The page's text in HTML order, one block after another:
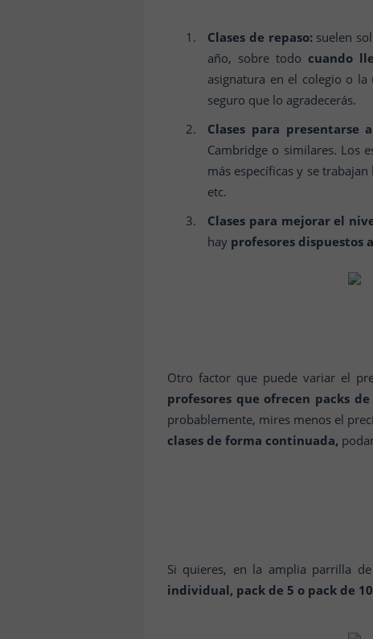
Clases de repaso:suelen
año, sobre todo cuando
asignatura en el colegio o
seguro que lo agradecerás.
Clases para presentarse
Cambridge o similares. Los
más específicas y se
etc.
Clases para mejorar el
hay profesores dispuestos
Otro factor que puede variar el
profesores que ofrecen packs de
probablemente, mires menos el
clases de forma continuada,
Si quieres, en la amplia parrilla
individual, pack de 5 o pack de